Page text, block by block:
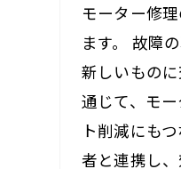
モーター修
ます。 故障
新しいもの
通じて、モ
ト削減にも
者と連携し